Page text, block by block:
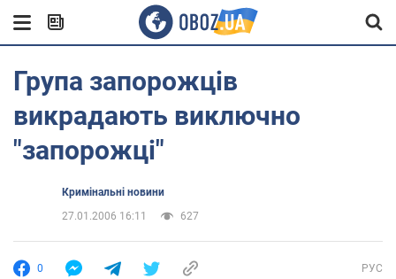
Група запорожців
викрадають виключно
"запорожці"
Кримінальні новини
27.01.2006 16:11
627
0 РУС